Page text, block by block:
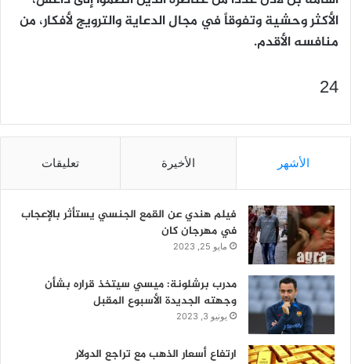
الأكثر وحشية وتفوقاً في مجال الدعاية والترويج لأفكار، من
منافسه الأقدم.
24
الأشهر الأخيرة تعليقات
فيلم هندي عن القمع الجنسي يستأثر بالإعجاب
في مهرجان كان
مايو 25, 2023
مدرب برشلونة: ميسي سيتخذ قراره بشأن
وجهته الجديدة الأسبوع المقبل
يونيو 3, 2023
ارتفاع أسعار الذهب مع تراجع الدولار